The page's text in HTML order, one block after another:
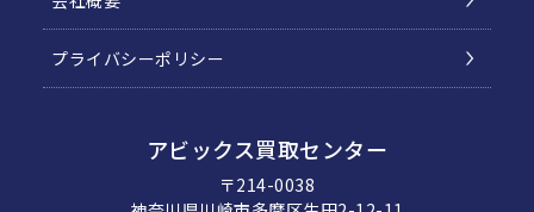
プライバシーポリシー
アビックス買取センター
〒214-0038